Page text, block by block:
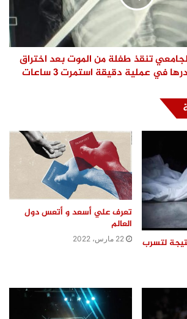
تنقذ طفلة من الموت بعد اختراق
في عملية دقيقة استمرت 3 ساعات
لتسرب
تعرف علي أسعد و أتعس دول
العالم
22 مارس، 2022